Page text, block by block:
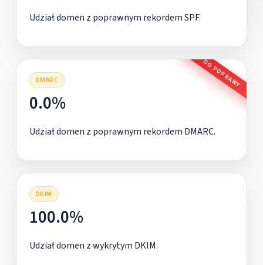
Udział domen z poprawnym rekordem SPF.
DMARC DO POPRAWY
0.0%
Udział domen z poprawnym rekordem DMARC.
DKIM
100.0%
Udział domen z wykrytym DKIM.